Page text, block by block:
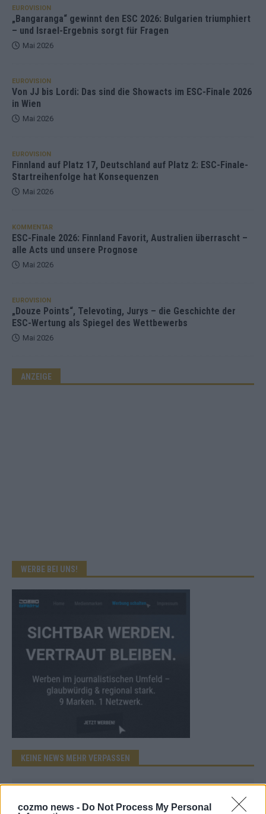
cozmo news - Do Not Process My Personal
EUROVISION
„Bangaranga“ gewinnt den ESC 2026: Bulgarien triumphiert
– und Israel-Ergebnis sorgt für Fragen
Mai 2026
EUROVISION
Von JJ bis Lordi: Das sind die Showacts im ESC-Finale 2026
in Wien
Mai 2026
EUROVISION
Finnland auf Platz 17, Deutschland auf Platz 2: ESC-Finale-
Startreihenfolge hat Konsequenzen
Mai 2026
KOMMENTAR
ESC-Finale 2026: Finnland Favorit, Australien überrascht –
alle Acts und unsere Prognose
Mai 2026
EUROVISION
„Douze Points“, Televoting, Jurys – die Geschichte der
ESC-Wertung als Spiegel des Wettbewerbs
Mai 2026
ANZEIGE
WERBE BEI UNS!
KEINE NEWS MEHR VERPASSEN